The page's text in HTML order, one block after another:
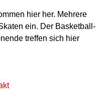
hier her. Mehrere
ein. Der Basketball-
treffen sich hier